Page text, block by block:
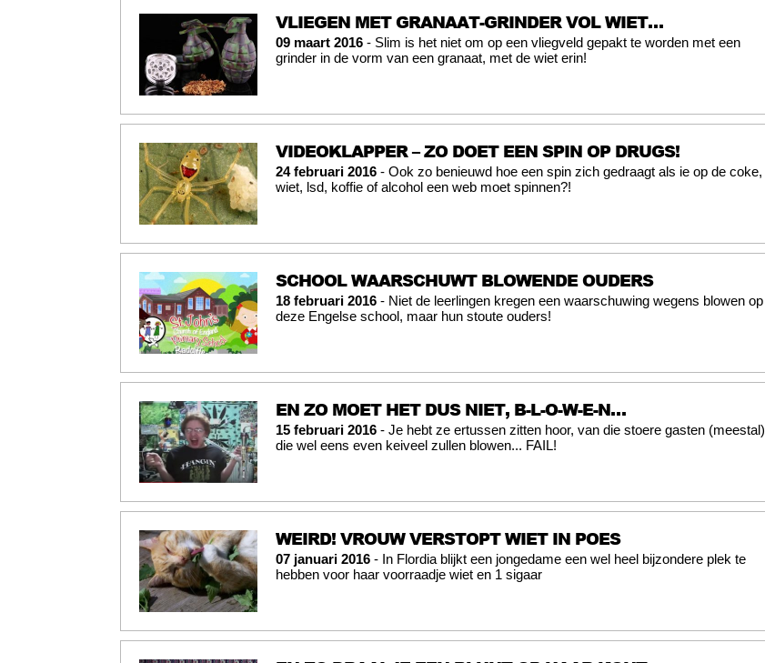
VLIEGEN MET GRANAAT-GRINDER VOL WIET…
09 maart 2016 - Slim is het niet om op een vliegveld gepakt te worden met een
grinder in de vorm van een granaat, met de wiet erin!
VIDEOKLAPPER – ZO DOET EEN SPIN OP DRUGS!
24 februari 2016 - Ook zo benieuwd hoe een spin zich gedraagt als ie op de coke,
wiet, lsd, koffie of alcohol een web moet spinnen?!
SCHOOL WAARSCHUWT BLOWENDE OUDERS
18 februari 2016 - Niet de leerlingen kregen een waarschuwing wegens blowen op
deze Engelse school, maar hun stoute ouders!
EN ZO MOET HET DUS NIET, B-L-O-W-E-N…
15 februari 2016 - Je hebt ze ertussen zitten hoor, van die stoere gasten (meestal)
die wel eens even keiveel zullen blowen... FAIL!
WEIRD! VROUW VERSTOPT WIET IN POES
07 januari 2016 - In Flordia blijkt een jongedame een wel heel bijzondere plek te
hebben voor haar voorraadje wiet en 1 sigaar